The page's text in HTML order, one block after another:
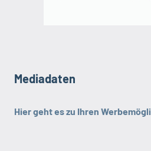
Mediadaten
Hier geht es zu Ihren